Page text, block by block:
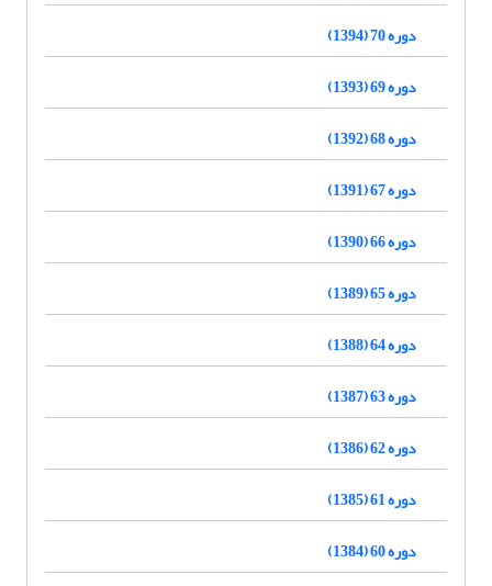
دوره 70 (1394)
دوره 69 (1393)
دوره 68 (1392)
دوره 67 (1391)
دوره 66 (1390)
دوره 65 (1389)
دوره 64 (1388)
دوره 63 (1387)
دوره 62 (1386)
دوره 61 (1385)
دوره 60 (1384)